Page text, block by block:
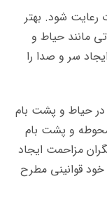
ساعت ۲۴ باید سکوت رعایت شود. بهتر
مانند حیاط و
سر و صدا را
حیاط و پشت بام
محوطه و پشت بام
مزاحمت ایجاد
خود قوانینی مطرح